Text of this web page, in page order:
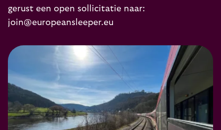
gerust een open sollicitatie naar:
join@europeansleeper.eu